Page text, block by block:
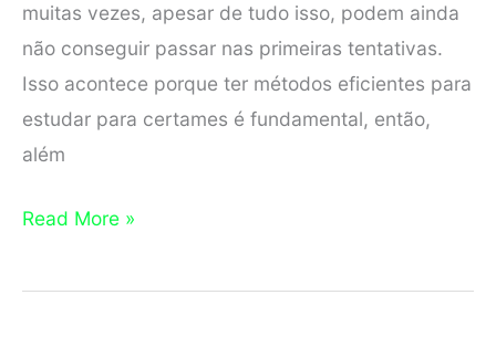
muitas vezes, apesar de tudo isso, podem ainda
não conseguir passar nas primeiras tentativas.
Isso acontece porque ter métodos eficientes para
estudar para certames é fundamental, então,
além
Curso
para
Read More »